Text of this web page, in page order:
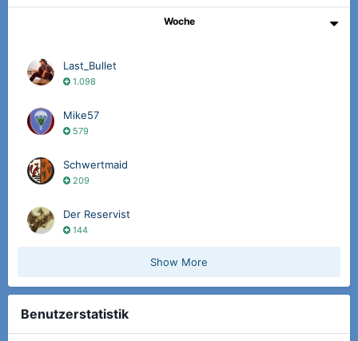
Woche
Last_Bullet
1.098
Mike57
579
Schwertmaid
209
Der Reservist
144
Show More
Benutzerstatistik